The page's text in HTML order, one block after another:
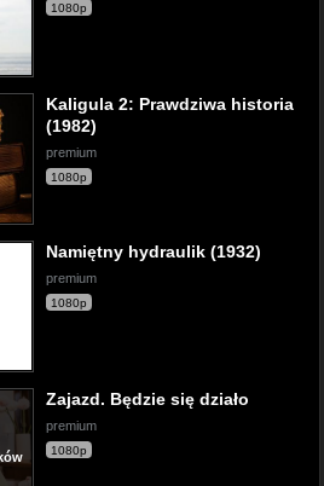
1080p
Kaligula 2: Prawdziwa historia
(1982)
premium
1080p
Namiętny hydraulik (1932)
premium
1080p
Zajazd. Będzie się działo
premium
1080p